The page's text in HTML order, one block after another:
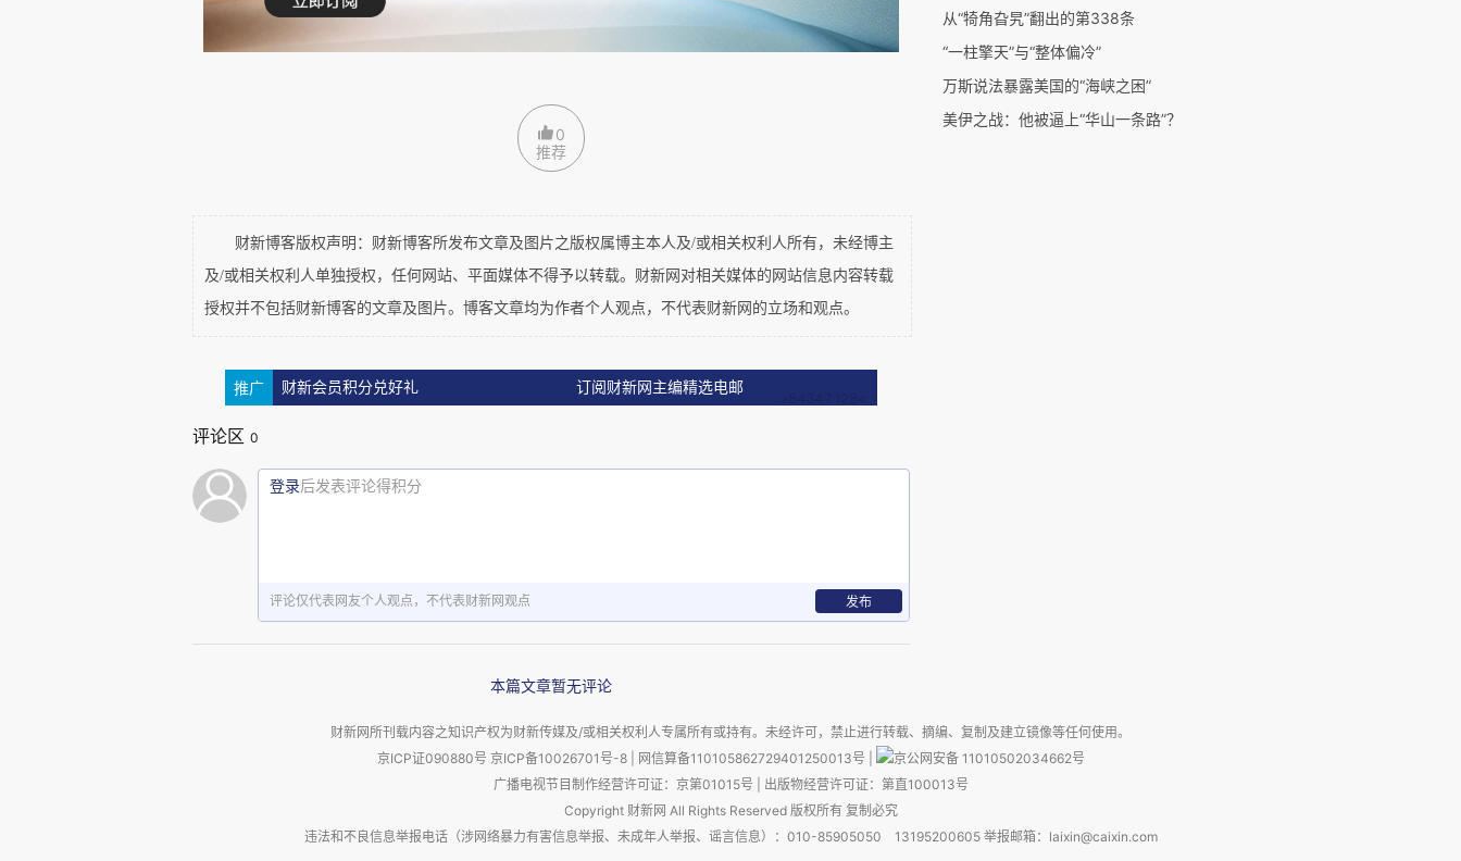
姆斯·克拉斯卡曾撰文指出，“过境通过权”是和12海里领海制度绑定的，一国不能一
边接受领海扩大带来的好处，一边又否认“过境通过权”。兰东先生认为这个论证很
辑”。对此笔者有不同意见，盖因如果没有“逻辑”，所有的法理包括国际法都无法成
的选择。笔者觉得这显然出于他们自身的利益考量。如文章所指出的，阿曼虽是
《海洋法公约》的缔约国，但它又声明凡军舰、核动力船舶、运送危险物质船舶等
过境霍尔木兹海峡前必须得到阿曼政府许可，这等于在实践上否认了“过境通过
权”。也就是说无论是伊朗一侧还是阿曼一侧，“过境通过权”从来就没有适用于霍尔
木兹海峡。兰文认为在这个具体问题上，美方所谓“伊朗违反海洋法”的指责是站不
住脚的。不过笔者注意到，作为霍尔木兹海峡的另一边，现在阿曼如果依然开放自
己这边的海峡航道让国际船舶自由通行，伊朗恐怕也会用武力阻止，否则它的单边
封锁就失去了意义。而事实上也正是如此，这是由于两国距离很近，伊朗的军事实
小鱼，小鱼吃虾米”。所以若大国（伊朗也是一个地区大国）之间发生战争，说到底
主张的是一种“无害通过权”，这是一种古老的领海通行权利，其定义是：对于连通
公海的国际海峡，即便涉及到某国领海，“只要过境不威胁沿海国安全，船舶在和平
时期享有不受限制的通行权。”但是“无害通过权”没有“过境通过权”那么宽松，特别
是“特殊情况”下比如战争时期。兰文举例说，比如当下向美国、以色列运送石油的
0
推荐
财新博客版权声明：财新博客所发布文章及图片之版权属博主本人及/或相关权利人所有，未经博主
及/或相关权利人单独授权，任何网站、平面媒体不得予以转载。财新网对相关媒体的网站信息内容转载
授权并不包括财新博客的文章及图片。博客文章均为作者个人观点，不代表财新网的立场和观点。
推广 财新会员积分兑好礼 订阅财新网主编精选电邮
评论区 0
登录后发表评论得积分
评论仅代表网友个人观点，不代表财新网观点 发布
本篇文章暂无评论
从“犄角旮旯”翻出的第338条
“一柱擎天”与“整体偏冷”
万斯说法暴露美国的“海峡之困”
美伊之战：他被逼上“华山一条路”？
财新网所刊载内容之知识产权为财新传媒及/或相关权利人专属所有或持有。未经许可，禁止进行转载、摘编、复制及建立镜像等任何使用。
京ICP证090880号 京ICP备10026701号-8 网信算备110105862729401250013号
京公网安备 11010502034662号
广播电视节目制作经营许可证：京第01015号
出版物经营许可证：第直100013号
Copyright 财新网 All Rights Reserved 版权所有 复制必究
违法和不良信息举报电话（涉网络暴力有害信息举报、未成年人举报、谣言信息）：010-85905050 13195200605 举报邮箱：laixin@caixin.com